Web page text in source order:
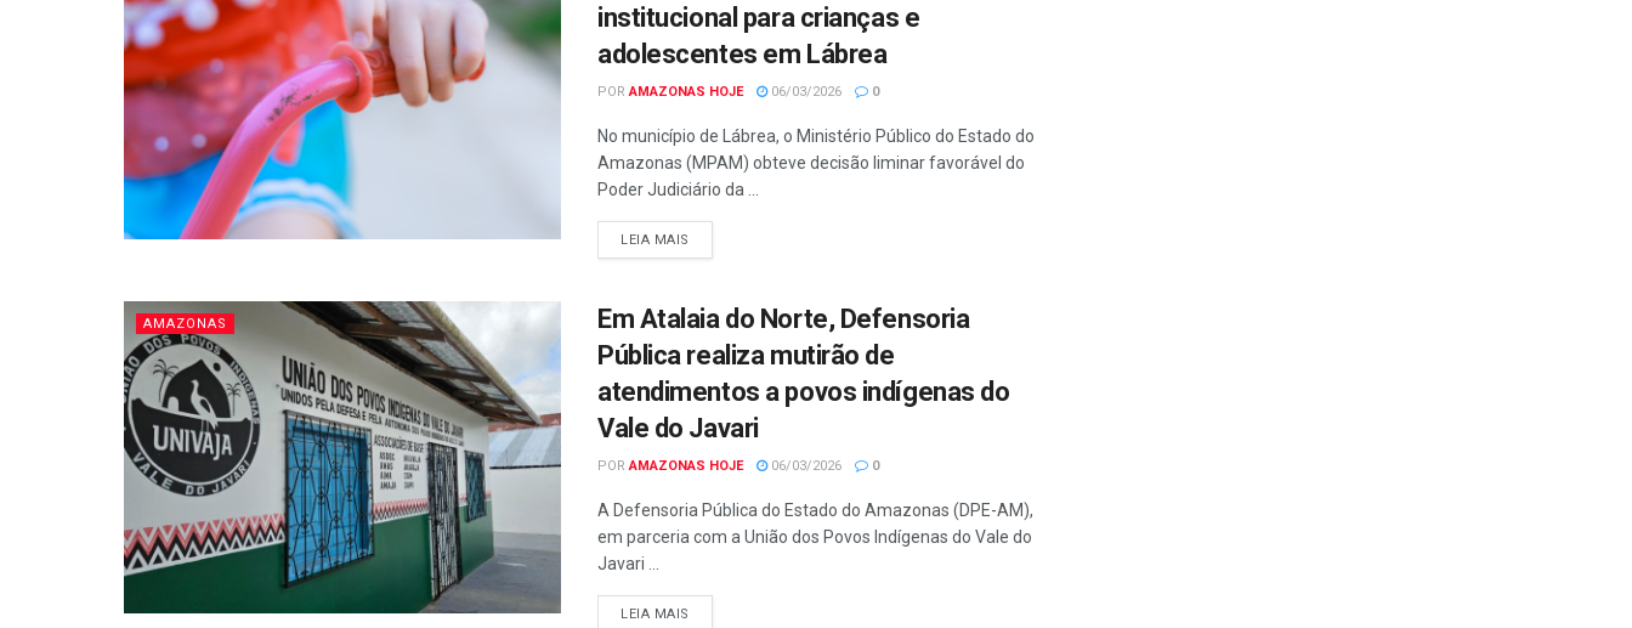
institucional para crianças e
adolescentes em Lábrea
POR AMAZONAS HOJE 06/03/2026 0
No município de Lábrea, o Ministério Público do Estado do
Amazonas (MPAM) obteve decisão liminar favorável do
Poder Judiciário da ...
LEIA MAIS
AMAZONAS
Em Atalaia do Norte, Defensoria
Pública realiza mutirão de
atendimentos a povos indígenas do
Vale do Javari
POR AMAZONAS HOJE 06/03/2026 0
A Defensoria Pública do Estado do Amazonas (DPE-AM),
em parceria com a União dos Povos Indígenas do Vale do
Javari ...
LEIA MAIS